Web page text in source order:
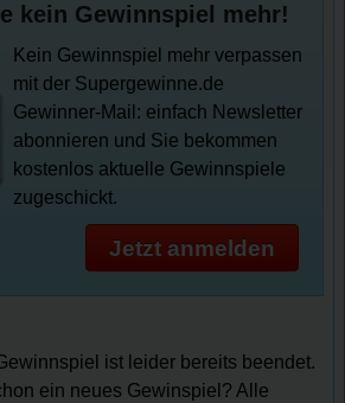
kein Gewinnspiel mehr!
Kein Gewinnspiel mehr verpassen
mit der Supergewinne.de
Gewinner-Mail: einfach Newsletter
abonnieren und Sie bekommen
kostenlos aktuelle Gewinnspiele
zugeschickt.
Jetzt anmelden
ist leider bereits beendet.
ein neues Gewinspiel? Alle